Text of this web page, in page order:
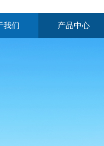
我们 产品中心